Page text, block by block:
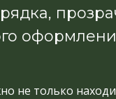
не только